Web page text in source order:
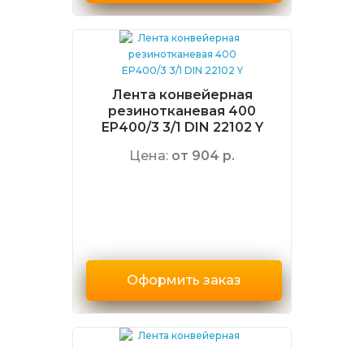
Лента конвейерная
резинотканевая 400
EP400/3 3/1 DIN 22102 Y
Цена: от 904 р.
Оформить заказ